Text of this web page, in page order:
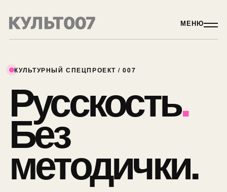
МЕНЮ
КУЛЬТУРНЫЙ СПЕЦПРОЕКТ / 007
Русскость.
Без
методички.